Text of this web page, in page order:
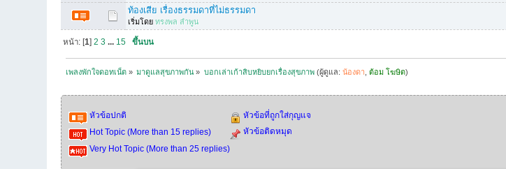
ท้องเสีย เรื่องธรรมดาที่ไม่ธรรมดา
เริ่มโดยทรงพล ลำพูน
หน้า: [ 1 2 3 ... 15 ขึ้นบน
เพลงพักใจดอทเน็ต» มาดูแลสุขภาพกัน» บอกเล่าเก้าสิบหยิบยกเรื่องสุขภาพ(ผู้ดูแล: น้องดา ต้อม โฆษิต)
หัวข้อปกติ
Hot Topic (More than 15 replies)
Very Hot Topic (More than 25 replies)
หัวข้อที่ถูกใส่กุญแจ
หัวข้อติดหมุด